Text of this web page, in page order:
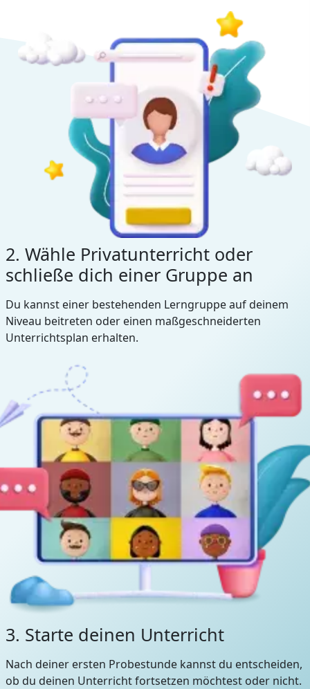
2. Wähle Privatunterricht oder
schließe dich einer Gruppe an
Du kannst einer bestehenden Lerngruppe auf deinem
Niveau beitreten oder einen maßgeschneiderten
Unterrichtsplan erhalten.
3. Starte deinen Unterricht
Nach deiner ersten Probestunde kannst du entscheiden,
ob du deinen Unterricht fortsetzen möchtest oder nicht.